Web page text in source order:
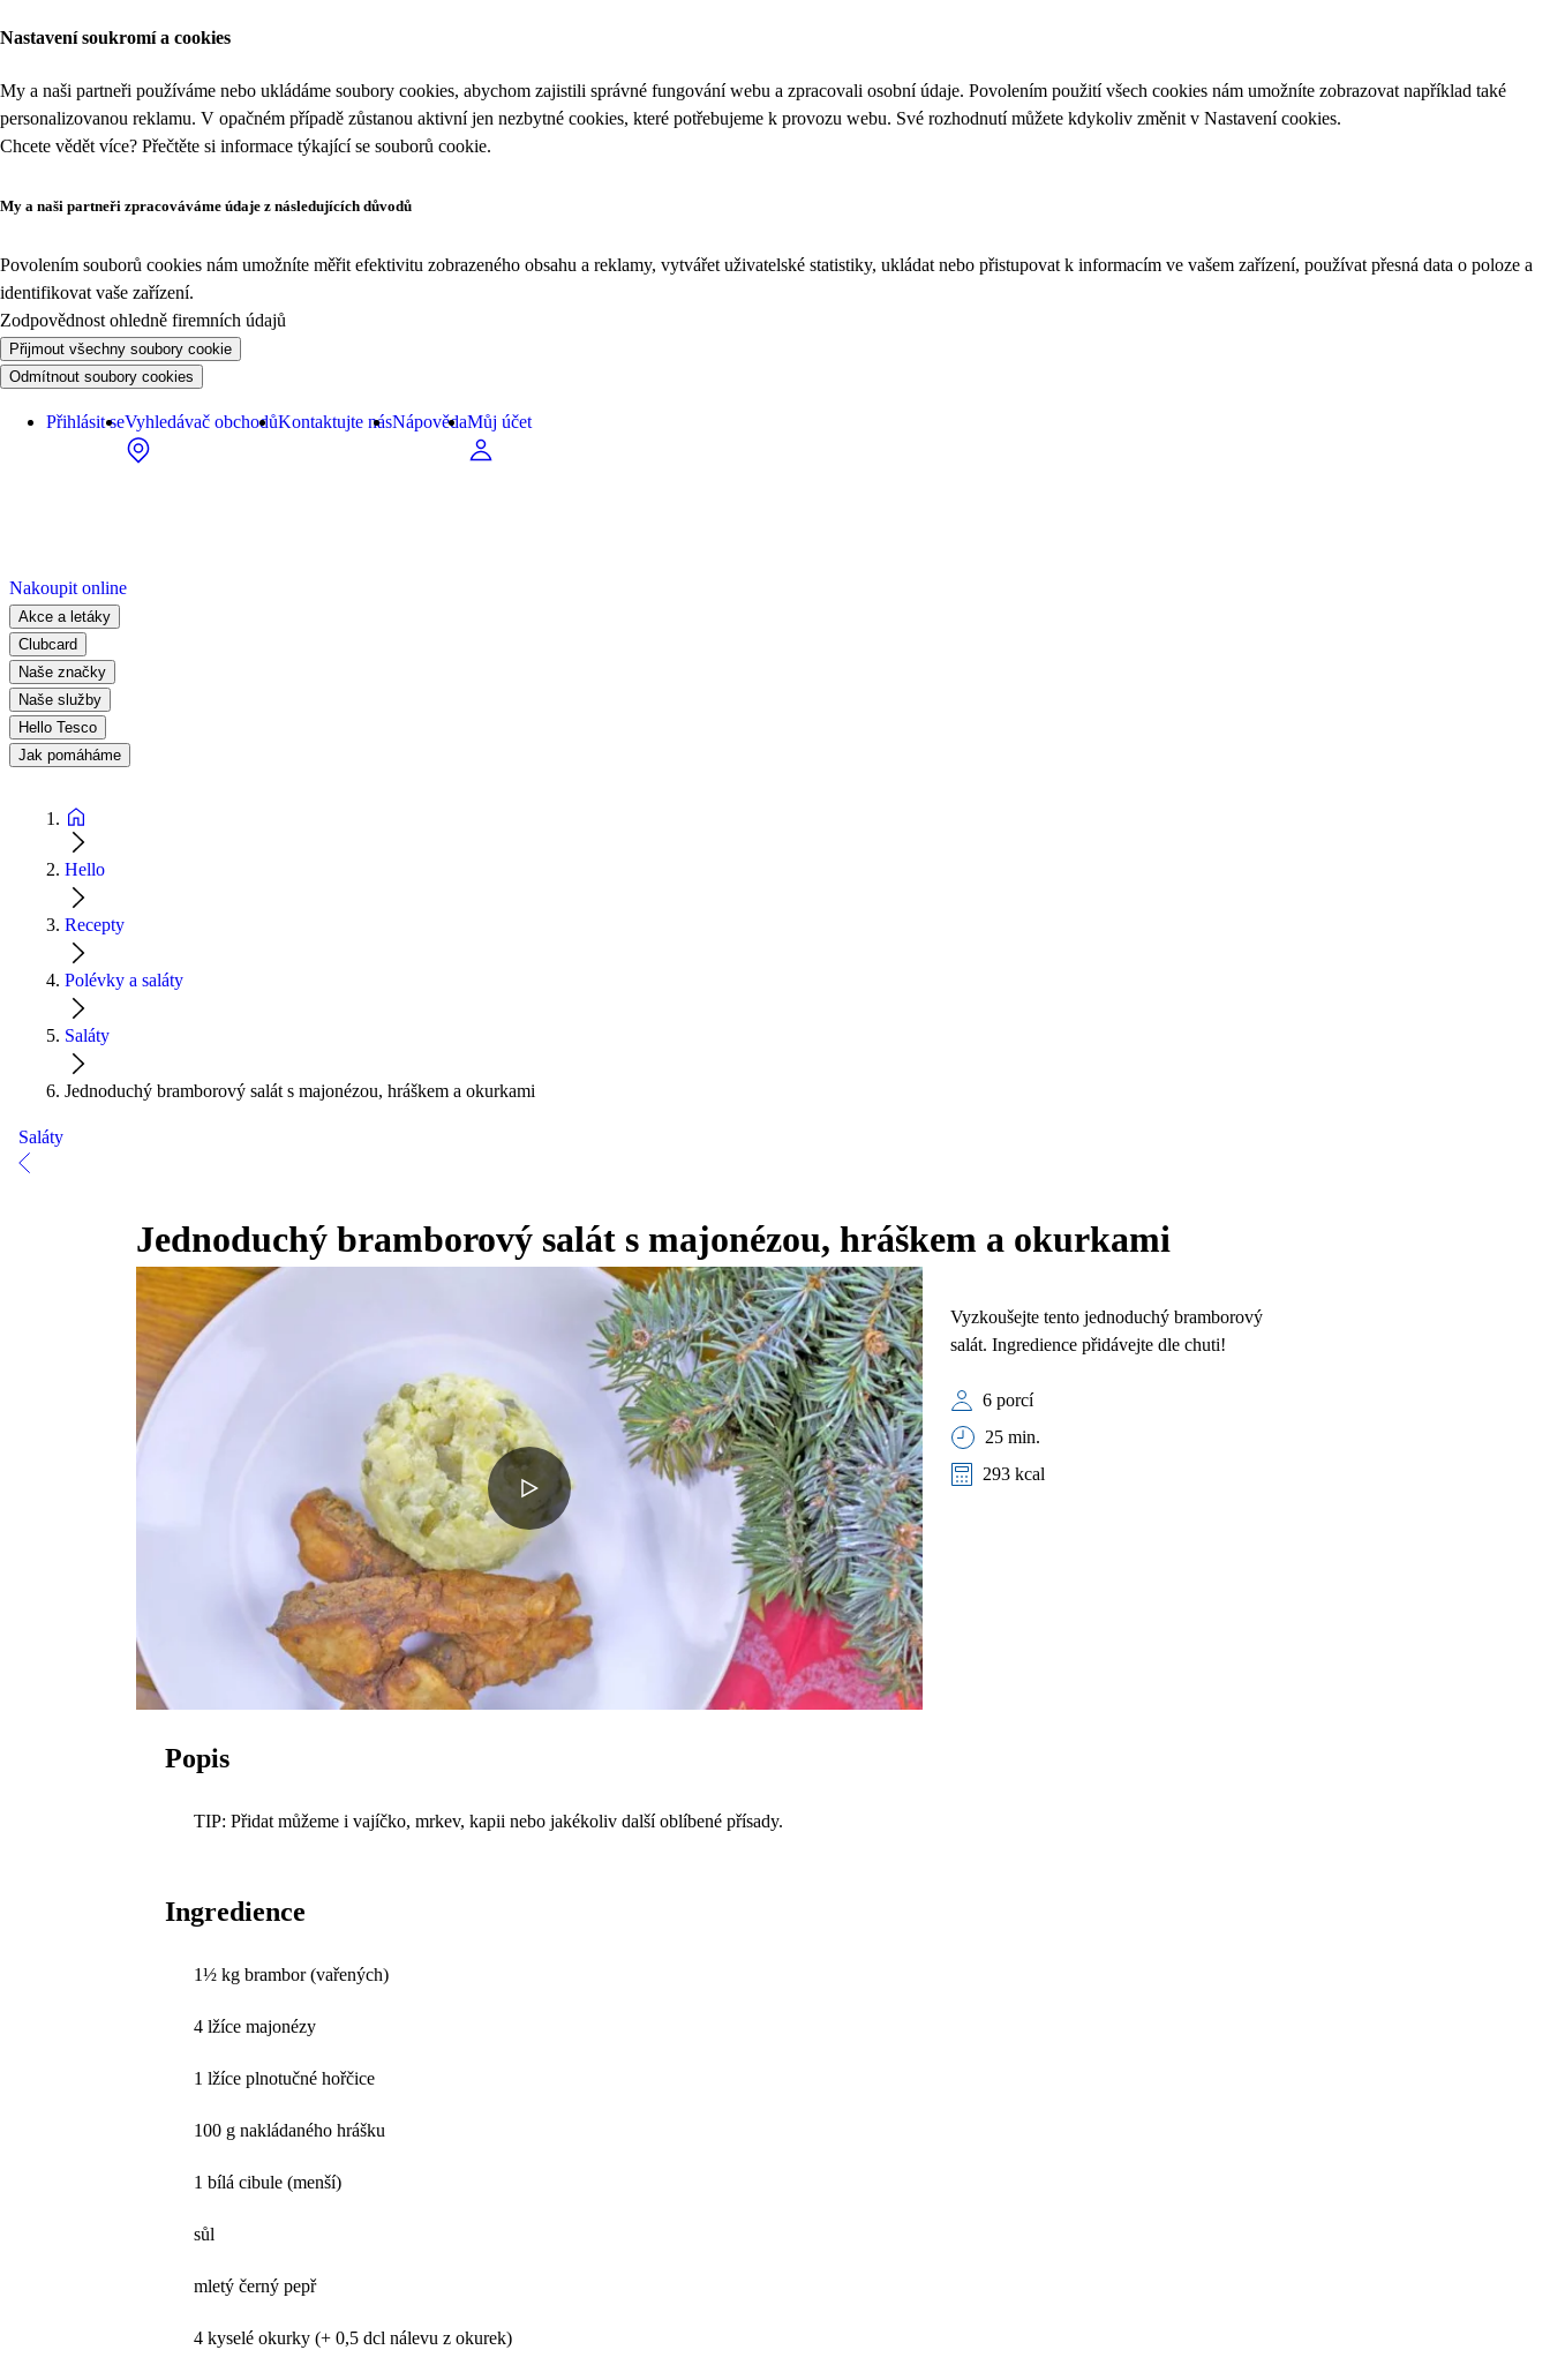
Nastavení soukromí a cookies
My a naši partneři používáme nebo ukládáme soubory cookies, abychom zajistili správné fungování webu a zpracovali osobní údaje. Povolením použití všech cookies nám umožníte zobrazovat například také
personalizovanou reklamu. V opačném případě zůstanou aktivní jen nezbytné cookies, které potřebujeme k provozu webu. Své rozhodnutí můžete kdykoliv změnit v Nastavení cookies.
Chcete vědět více? Přečtěte si informace týkající se souborů cookie.
My a naši partneři zpracováváme údaje z následujících důvodů
Povolením souborů cookies nám umožníte měřit efektivitu zobrazeného obsahu a reklamy, vytvářet uživatelské statistiky, ukládat nebo přistupovat k informacím ve vašem zařízení, používat přesná data o poloze a
identifikovat vaše zařízení.
Zodpovědnost ohledně firemních údajů
Přijmout všechny soubory cookie
Odmítnout soubory cookies
Přihlásit seVyhledávač obchodůKontaktujte násNápovědaMůj účet
Nakoupit online
Akce a letáky
Clubcard
Naše značky
Naše služby
Hello Tesco
Jak pomáháme
Hello
Recepty
Polévky a saláty
Saláty
Jednoduchý bramborový salát s majonézou, hráškem a okurkami
Saláty
Jednoduchý bramborový salát s majonézou, hráškem a okurkami
Vyzkoušejte tento jednoduchý bramborový
salát. Ingredience přidávejte dle chuti!
6 porcí
25 min.
293 kcal
Popis
TIP: Přidat můžeme i vajíčko, mrkev, kapii nebo jakékoliv další oblíbené přísady.
Ingredience
1½ kg brambor (vařených)
4 lžíce majonézy
1 lžíce plnotučné hořčice
100 g nakládaného hrášku
1 bílá cibule (menší)
sůl
mletý černý pepř
4 kyselé okurky (+ 0,5 dcl nálevu z okurek)